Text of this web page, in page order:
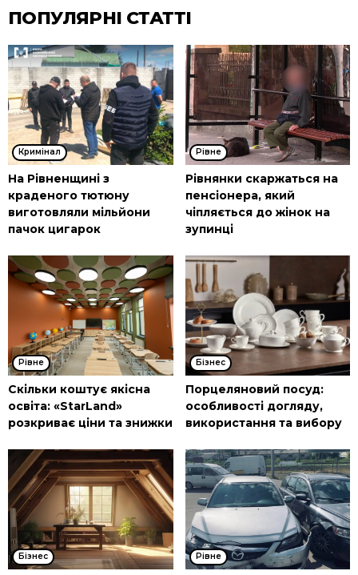
ПОПУЛЯРНІ СТАТТІ
Кримінал
На Рівненщині з
краденого тютюну
виготовляли мільйони
пачок цигарок
Рівне
Рівнянки скаржаться на
пенсіонера, який
чіпляється до жінок на
зупинці
Рівне
Скільки коштує якісна
освіта: «StarLand»
розкриває ціни та знижки
Бізнес
Порцеляновий посуд:
особливості догляду,
використання та вибору
Бізнес Рівне